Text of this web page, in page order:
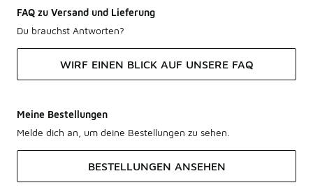
FAQ zu Versand und Lieferung
Du brauchst Antworten?
WIRF EINEN BLICK AUF UNSERE FAQ
Meine Bestellungen
Melde dich an, um deine Bestellungen zu sehen.
BESTELLUNGEN ANSEHEN